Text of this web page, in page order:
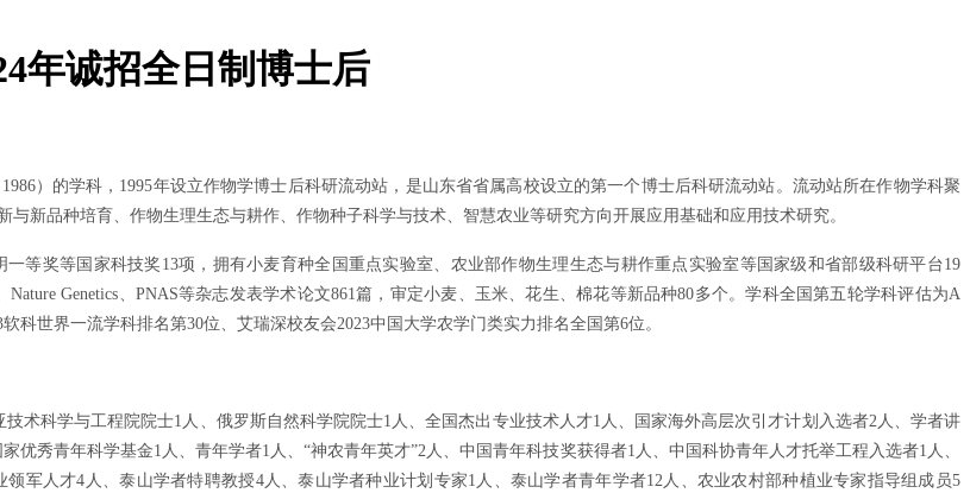
年诚招全日制博士后
）的学科，1995年设立作物学博士后科研流动站，是山东省省属高校设立的第一个博士后科研流动站。流动站所在作物学科聚
新品种培育、作物生理生态与耕作、作物种子科学与技术、智慧农业等研究方向开展应用基础和应用技术研究。
等奖等国家科技奖13项，拥有小麦育种全国重点实验室、农业部作物生理生态与耕作重点实验室等国家级和省部级科研平台19
Genetics、PNAS等杂志发表学术论文861篇，审定小麦、玉米、花生、棉花等新品种80多个。学科全国第五轮学科评估为A
世界一流学科排名第30位、艾瑞深校友会2023中国大学农学门类实力排名全国第6位。
术科学与工程院院士1人、俄罗斯自然科学院院士1人、全国杰出专业技术人才1人、国家海外高层次引才计划入选者2人、学者讲
秀青年科学基金1人、青年学者1人、“神农青年英才”2人、中国青年科技奖获得者1人、中国科协青年人才托举工程入选者1人、
军人才4人、泰山学者特聘教授4人、泰山学者种业计划专家1人、泰山学者青年学者12人、农业农村部种植业专家指导组成员5